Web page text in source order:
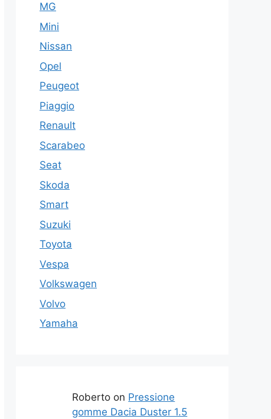
MG
Mini
Nissan
Opel
Peugeot
Piaggio
Renault
Scarabeo
Seat
Skoda
Smart
Suzuki
Toyota
Vespa
Volkswagen
Volvo
Yamaha
Roberto on Pressione
gomme Dacia Duster 1.5